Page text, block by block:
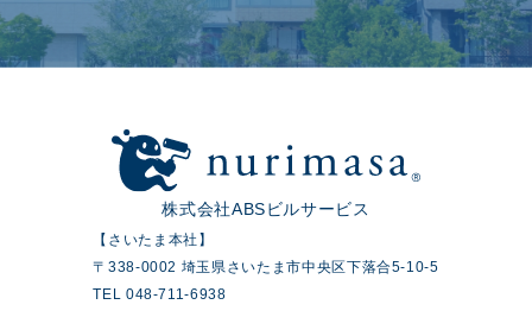
株式会社ABSビルサービス
【さいたま本社】
〒338-0002 埼玉県さいたま市中央区下落合5-10-5
TEL 048-711-6938